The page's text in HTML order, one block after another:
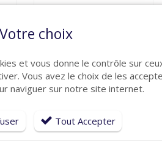
Votre choix
et vous donne le contrôle sur
Vous avez le choix de les
naviguer sur notre site internet.
Tout Accepter